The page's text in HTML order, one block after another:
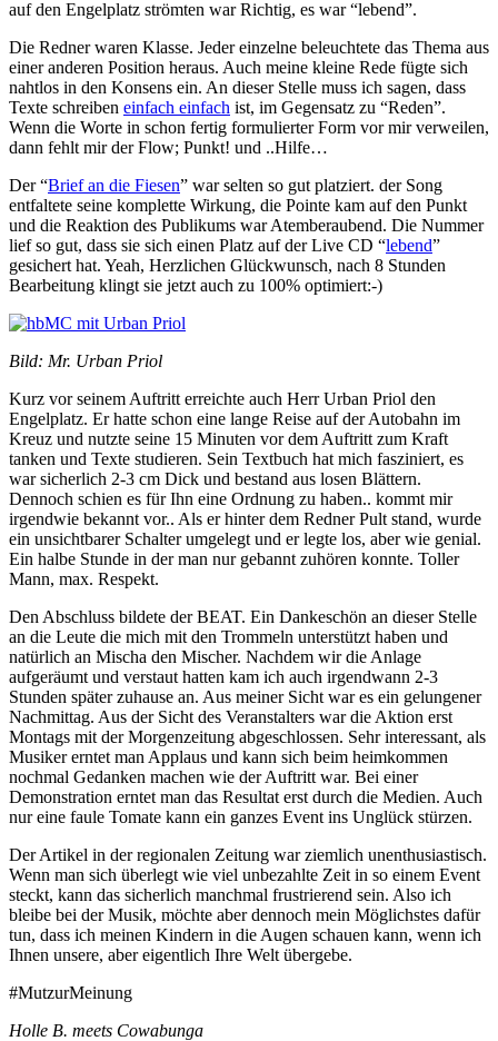
auf den Engelplatz strömten war Richtig, es war “lebend”.
Die Redner waren Klasse. Jeder einzelne beleuchtete das Thema aus
einer anderen Position heraus. Auch meine kleine Rede fügte sich
nahtlos in den Konsens ein. An dieser Stelle muss ich sagen, dass
Texte schreiben einfach einfach ist, im Gegensatz zu “Reden”.
Wenn die Worte in schon fertig formulierter Form vor mir verweilen,
dann fehlt mir der Flow; Punkt! und ..Hilfe…
Der “Brief an die Fiesen” war selten so gut platziert. der Song
entfaltete seine komplette Wirkung, die Pointe kam auf den Punkt
und die Reaktion des Publikums war Atemberaubend. Die Nummer
lief so gut, dass sie sich einen Platz auf der Live CD “lebend”
gesichert hat. Yeah, Herzlichen Glückwunsch, nach 8 Stunden
Bearbeitung klingt sie jetzt auch zu 100% optimiert:-)
Bild: Mr. Urban Priol
Kurz vor seinem Auftritt erreichte auch Herr Urban Priol den
Engelplatz. Er hatte schon eine lange Reise auf der Autobahn im
Kreuz und nutzte seine 15 Minuten vor dem Auftritt zum Kraft
tanken und Texte studieren. Sein Textbuch hat mich fasziniert, es
war sicherlich 2-3 cm Dick und bestand aus losen Blättern.
Dennoch schien es für Ihn eine Ordnung zu haben.. kommt mir
irgendwie bekannt vor.. Als er hinter dem Redner Pult stand, wurde
ein unsichtbarer Schalter umgelegt und er legte los, aber wie genial.
Ein halbe Stunde in der man nur gebannt zuhören konnte. Toller
Mann, max. Respekt.
Den Abschluss bildete der BEAT. Ein Dankeschön an dieser Stelle
an die Leute die mich mit den Trommeln unterstützt haben und
natürlich an Mischa den Mischer. Nachdem wir die Anlage
aufgeräumt und verstaut hatten kam ich auch irgendwann 2-3
Stunden später zuhause an. Aus meiner Sicht war es ein gelungener
Nachmittag. Aus der Sicht des Veranstalters war die Aktion erst
Montags mit der Morgenzeitung abgeschlossen. Sehr interessant, als
Musiker erntet man Applaus und kann sich beim heimkommen
nochmal Gedanken machen wie der Auftritt war. Bei einer
Demonstration erntet man das Resultat erst durch die Medien. Auch
nur eine faule Tomate kann ein ganzes Event ins Unglück stürzen.
Der Artikel in der regionalen Zeitung war ziemlich unenthusiastisch.
Wenn man sich überlegt wie viel unbezahlte Zeit in so einem Event
steckt, kann das sicherlich manchmal frustrierend sein. Also ich
bleibe bei der Musik, möchte aber dennoch mein Möglichstes dafür
tun, dass ich meinen Kindern in die Augen schauen kann, wenn ich
Ihnen unsere, aber eigentlich Ihre Welt übergebe.
#MutzurMeinung
Holle B. meets Cowabunga